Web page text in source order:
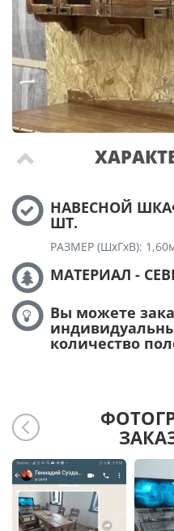
НАВЕСНОЙ
ШТ.
РАЗМЕР (ШхГхВ):
МАТЕРИАЛ -
Вы можете
количество